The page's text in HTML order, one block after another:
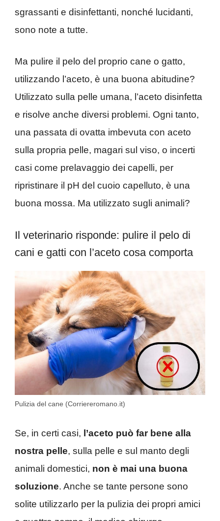
sgrassanti e disinfettanti, nonché lucidanti,
sono note a tutte.
Ma pulire il pelo del proprio cane o gatto,
utilizzando l’aceto, è una buona abitudine?
Utilizzato sulla pelle umana, l’aceto disinfetta
e risolve anche diversi problemi. Ogni tanto,
una passata di ovatta imbevuta con aceto
sulla propria pelle, magari sul viso, o incerti
casi come prelavaggio dei capelli, per
ripristinare il pH del cuoio capelluto, è una
buona mossa. Ma utilizzato sugli animali?
Il veterinario risponde: pulire il pelo di
cani e gatti con l’aceto cosa comporta
Pulizia del cane (Corriereromano.it)
Se, in certi casi, l’aceto può far bene alla
nostra pelle, sulla pelle e sul manto degli
animali domestici, non è mai una buona
soluzione. Anche se tante persone sono
solite utilizzarlo per la pulizia dei propri amici